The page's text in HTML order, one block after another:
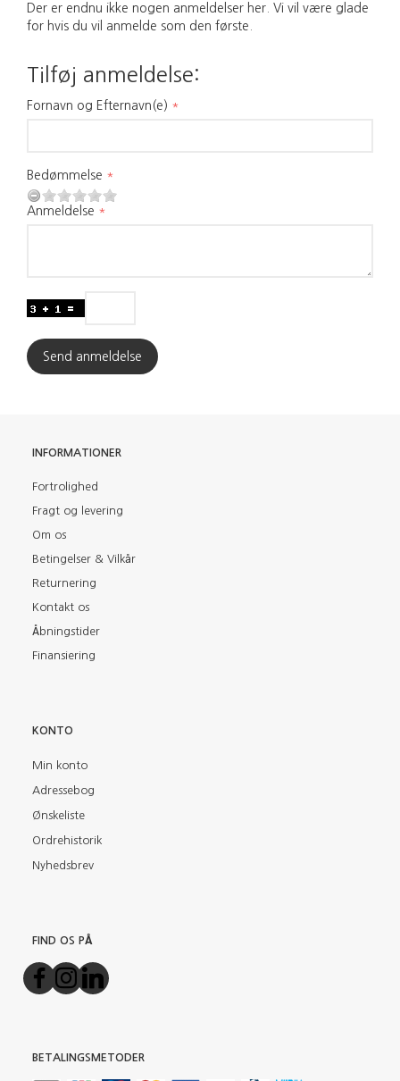
Der er endnu ikke nogen anmeldelser her. Vi vil være glade
for hvis du vil anmelde som den første.
Tilføj anmeldelse:
Fornavn og Efternavn(e)
Bedømmelse
Anmeldelse
Send anmeldelse
INFORMATIONER
Fortrolighed
Fragt og levering
Om os
Betingelser & Vilkår
Returnering
Kontakt os
Åbningstider
Finansiering
KONTO
Min konto
Adressebog
Ønskeliste
Ordrehistorik
Nyhedsbrev
FIND OS PÅ
BETALINGSMETODER